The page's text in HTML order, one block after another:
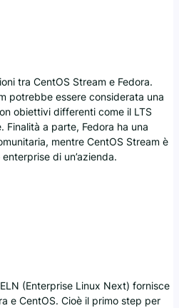
tra CentOS Stream e Fedora.
potrebbe essere considerata una
obiettivi differenti come il LTS
Finalità a parte, Fedora ha una
mentre CentOS Stream è
di un’azienda.
(Enterprise Linux Next) fornisce
e CentOS. Cioè il primo step per